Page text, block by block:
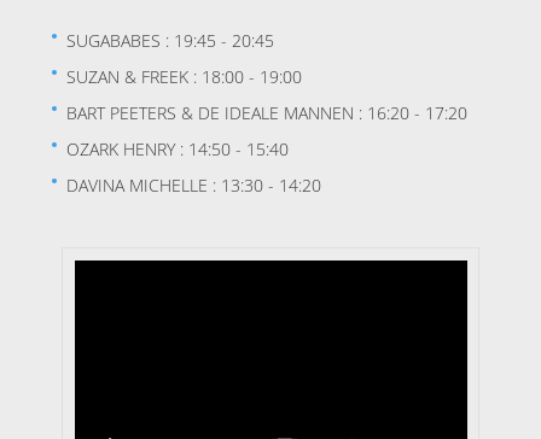
SUGABABES : 19:45 - 20:45
SUZAN & FREEK : 18:00 - 19:00
BART PEETERS & DE IDEALE MANNEN : 16:20 - 17:20
OZARK HENRY : 14:50 - 15:40
DAVINA MICHELLE : 13:30 - 14:20